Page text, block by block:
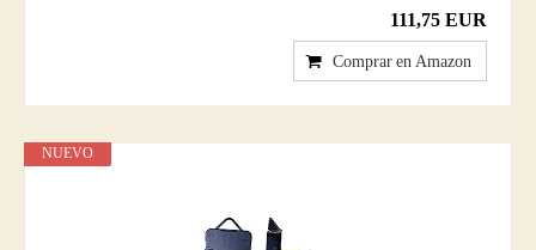
111,75 EUR
Comprar en Amazon
NUEVO